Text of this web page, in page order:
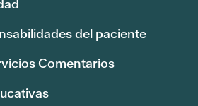
del paciente
Comentarios